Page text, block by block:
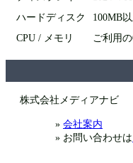
ハードディスク
100MB
CPU / メモリ
ご利用
株式会社メディアナビ
» 会社案内
» お問い合わせは